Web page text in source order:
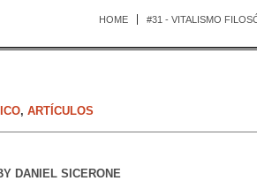
HOME #31 - VITALISMO
, ARTÍCULOS
DANIEL SICERONE